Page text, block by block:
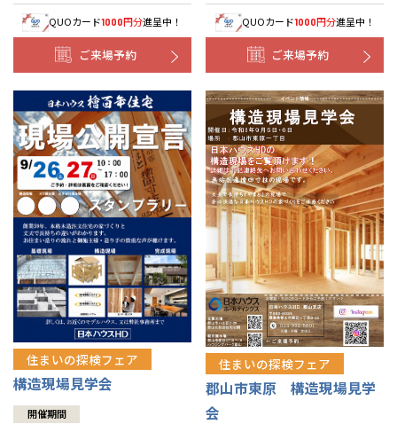
QUOカード1000円分進呈中！
ご来場予約
QUOカード1000円分進呈中！
ご来場予約
住まいの探検フェア
構造現場見学会
開催期間
住まいの探検フェア
郡山市東原 構造現場見学
会